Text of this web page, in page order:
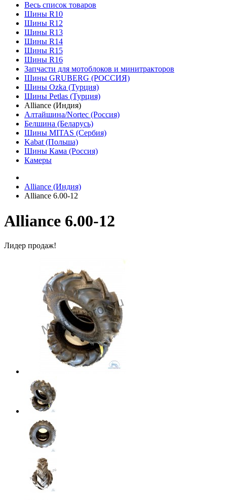
Весь список товаров
Шины R10
Шины R12
Шины R13
Шины R14
Шины R15
Шины R16
Запчасти для мотоблоков и минитракторов
Шины GRUBERG (РОССИЯ)
Шины Ozka (Турция)
Шины Petlas (Турция)
Alliance (Индия)
Алтайшина/Nortec (Россия)
Белшина (Беларусь)
Шины MITAS (Сербия)
Kabat (Польша)
Шины Кама (Россия)
Камеры
Alliance (Индия)
Аlliance 6.00-12
Аlliance 6.00-12
Лидер продаж!